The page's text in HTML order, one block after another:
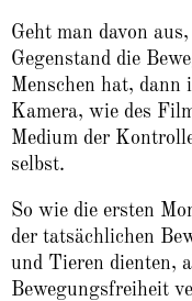
Geht man davon
Gegenstand die
Menschen hat, dann
Kamera, wie des
Medium der
selbst.
So wie die ersten
der tatsächlichen
und Tieren dienten,
Bewegungsfreiheit